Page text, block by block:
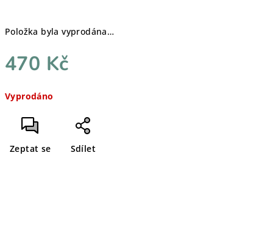
Položka byla vyprodána…
470 Kč
cena:
Vyprodáno
Zeptat se Sdílet